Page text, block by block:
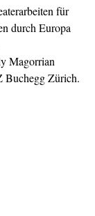
für
durch Europa
Magorrian
Buchegg Zürich.